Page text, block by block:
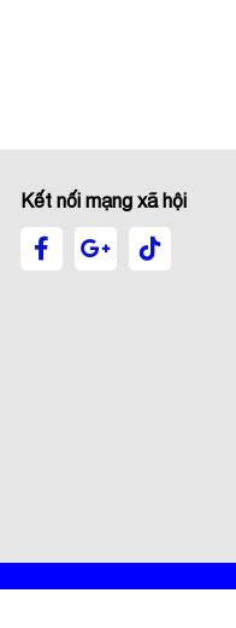
Kết nối mạng xã hội